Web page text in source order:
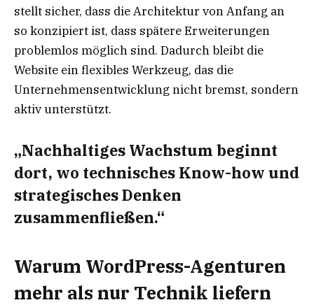
stellt sicher, dass die Architektur von Anfang an
so konzipiert ist, dass spätere Erweiterungen
problemlos möglich sind. Dadurch bleibt die
Website ein flexibles Werkzeug, das die
Unternehmensentwicklung nicht bremst, sondern
aktiv unterstützt.
„Nachhaltiges Wachstum beginnt
dort, wo technisches Know-how und
strategisches Denken
zusammenfließen.“
Warum WordPress-Agenturen
mehr als nur Technik liefern